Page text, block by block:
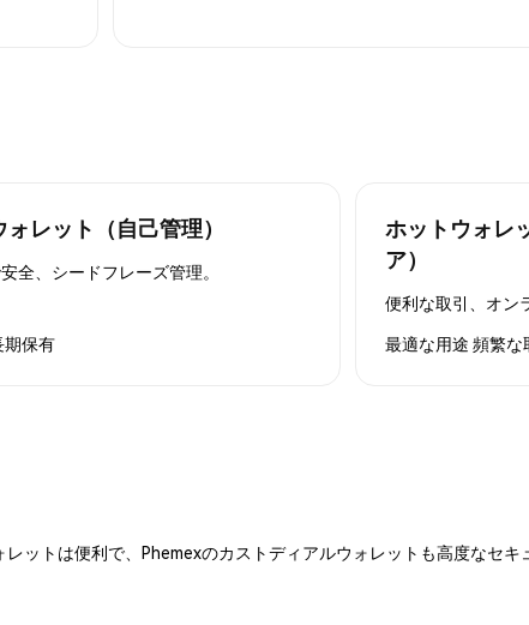
レット（自己管理）
全、シードフレーズ管理。
期保有
ホットウォレ
ア）
便利な取引、オン
最適な用途 頻繁な
ットは便利で、Phemexのカストディアルウォレットも高度なセキ